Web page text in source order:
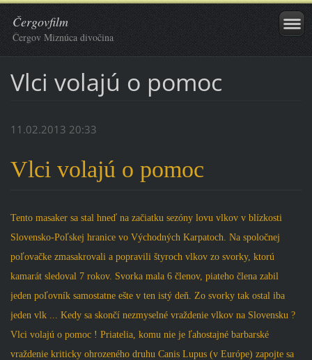
Čergovfilm
Čergov Miznúca divočina
Vlci volajú o pomoc
11.02.2013 20:33
Vlci volajú o pomoc
Tento masaker sa stal hneď na začiatku sezóny lovu vlkov v blízkosti
Slovensko-Poľskej hranice vo Východných Karpatoch. Na spoločnej
poľovačke zmasakrovali a popravili štyroch vlkov zo svorky, ktorú
kamarát sledoval 7 rokov. Svorka mala 6 členov, piateho člena zabil
jeden poľovník samostatne ešte v ten istý deň. Zo svorky tak ostal iba
jeden vlk ... Kedy sa skončí nezmyselné vraždenie vlkov na Slovensku ?
Vlci volajú o pomoc ! Priatelia, komu nie je ľahostajné barbarské
vraždenie kriticky ohrozeného druhu Canis Lupus (v Európe) zapojte sa